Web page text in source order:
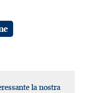
la nostra